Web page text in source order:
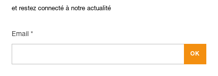
et restez connecté à notre actualité
Email *